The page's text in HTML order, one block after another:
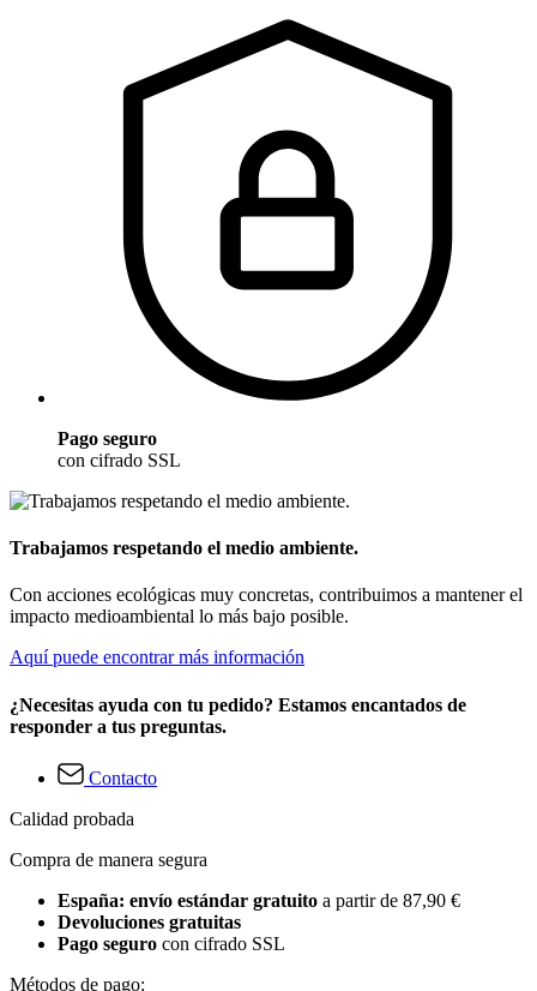
Pago seguro
con cifrado SSL
Trabajamos respetando el medio ambiente.
Con acciones ecológicas muy concretas, contribuimos a mantener el
impacto medioambiental lo más bajo posible.
Aquí puede encontrar más información
¿Necesitas ayuda con tu pedido? Estamos encantados de
responder a tus preguntas.
Contacto
Calidad probada
Compra de manera segura
España: envío estándar gratuito a partir de 87,90 €
Devoluciones gratuitas
Pago seguro con cifrado SSL
Métodos de pago: